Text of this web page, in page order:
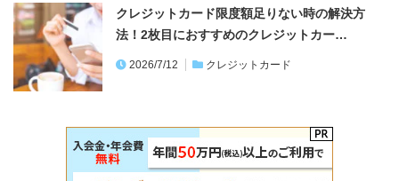
クレジットカード限度額足りない時の解決方
法！2枚目におすすめのクレジットカー…
2026/7/12 クレジットカード